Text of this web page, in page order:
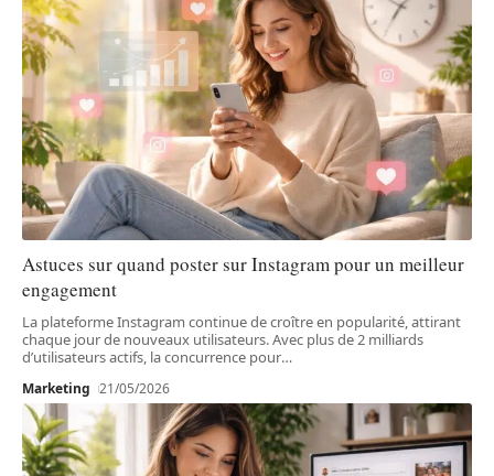
Astuces sur quand poster sur Instagram pour un meilleur
engagement
La plateforme Instagram continue de croître en popularité, attirant
chaque jour de nouveaux utilisateurs. Avec plus de 2 milliards
d’utilisateurs actifs, la concurrence pour…
Marketing 21/05/2026